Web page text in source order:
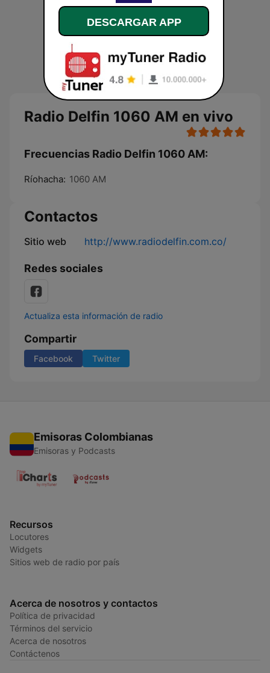
Radio Delfin 1060 AM en vivo
Frecuencias Radio Delfin 1060 AM:
Ríohacha: 1060 AM
Contactos
Sitio web http://www.radiodelfin.com.co/
Redes sociales
Actualiza esta información de radio
Compartir
Facebook Twitter
Emisoras Colombianas
Emisoras y Podcasts
Recursos
Locutores
Widgets
Sitios web de radio por país
Acerca de nosotros y contactos
Política de privacidad
Términos del servicio
Acerca de nosotros
Contáctenos
DESCARGAR APP